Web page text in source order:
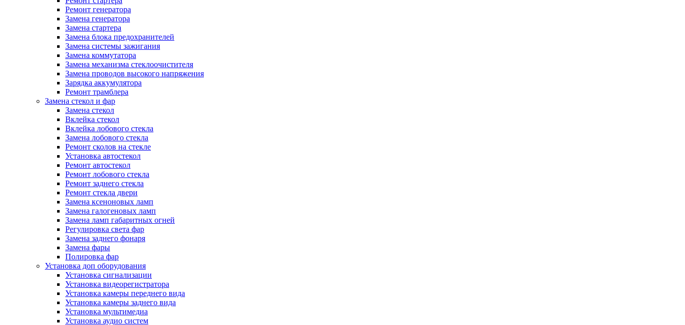
Ремонт генератора
Замена генератора
Замена стартера
Замена блока предохранителей
Замена системы зажигания
Замена коммутатора
Замена механизма стеклоочистителя
Замена проводов высокого напряжения
Зарядка аккумулятора
Ремонт трамблера
Замена стекол и фар
Замена стекол
Вклейка стекол
Вклейка лобового стекла
Замена лобового стекла
Ремонт сколов на стекле
Установка автостекол
Ремонт автостекол
Ремонт лобового стекла
Ремонт заднего стекла
Ремонт стекла двери
Замена ксеноновых ламп
Замена галогеновых ламп
Замена ламп габаритных огней
Регулировка света фар
Замена заднего фонаря
Замена фары
Полировка фар
Установка доп оборудования
Установка сигнализации
Установка видеорегистратора
Установка камеры переднего вида
Установка камеры заднего вида
Установка мультимедиа
Установка аудио систем